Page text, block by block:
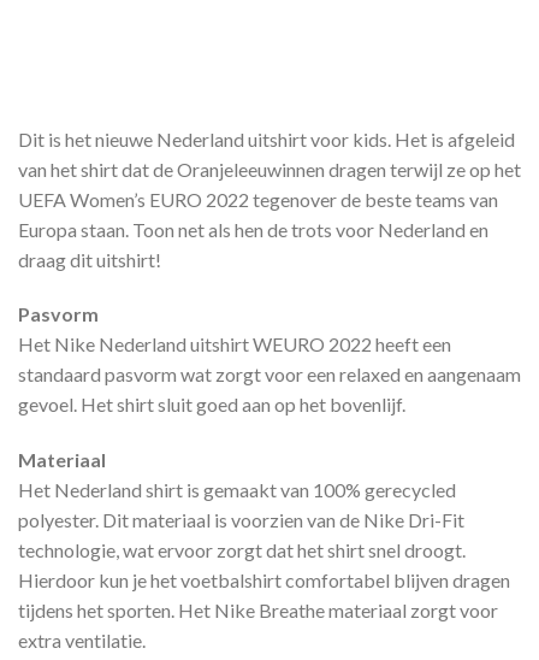
Dit is het nieuwe Nederland uitshirt voor kids. Het is afgeleid
van het shirt dat de Oranjeleeuwinnen dragen terwijl ze op het
UEFA Women’s EURO 2022 tegenover de beste teams van
Europa staan. Toon net als hen de trots voor Nederland en
draag dit uitshirt!
Pasvorm
Het Nike Nederland uitshirt WEURO 2022 heeft een
standaard pasvorm wat zorgt voor een relaxed en aangenaam
gevoel. Het shirt sluit goed aan op het bovenlijf.
Materiaal
Het Nederland shirt is gemaakt van 100% gerecycled
polyester. Dit materiaal is voorzien van de Nike Dri-Fit
technologie, wat ervoor zorgt dat het shirt snel droogt.
Hierdoor kun je het voetbalshirt comfortabel blijven dragen
tijdens het sporten. Het Nike Breathe materiaal zorgt voor
extra ventilatie.